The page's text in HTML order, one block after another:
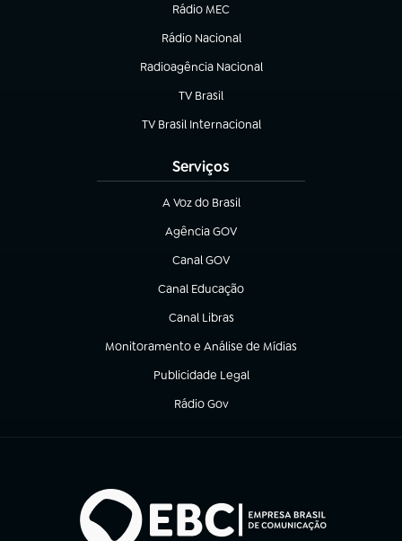
Rádio MEC
(abre em nova aba)
Rádio Nacional
Radioagência Nacional
(abre em nova aba)
TV Brasil
(abre em nova aba)
TV Brasil Internacional
(abre em nova aba)
Serviços
A Voz do Brasil
(abre em nova aba)
Agência GOV
(abre em nova aba)
Canal GOV
(abre em nova aba)
Canal Educação
(abre em nova aba)
Canal Libras
(abre em nova aba)
Monitoramento e Análise de Mídias
(abre em nova aba)
Publicidade Legal
(abre em nova aba)
Rádio Gov
(abre em nova aba)